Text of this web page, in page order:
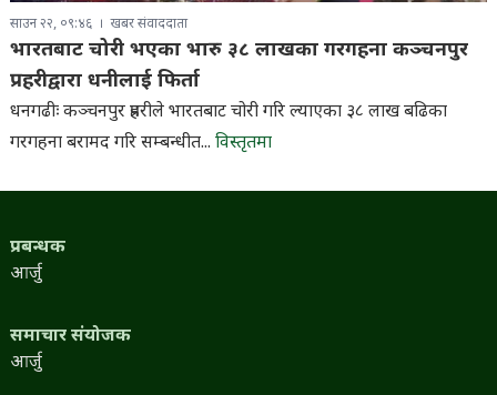
साउन २२, ०९:४६ खबर संवाददाता
भारतबाट चोरी भएका भारु ३८ लाखका गरगहना कञ्चनपुर
प्रहरीद्वारा धनीलाई फिर्ता
धनगढीः कञ्चनपुर प्रहरीले भारतबाट चोरी गरि ल्याएका ३८ लाख बढिका
गरगहना बरामद गरि सम्बन्धीत... विस्तृतमा
प्रबन्धक
आर्जु
समाचार संयोजक
आर्जु